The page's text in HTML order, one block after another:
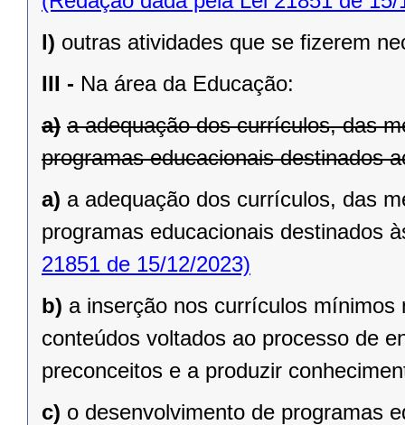
l) outras atividades que se fizerem
III - Na área da Educação:
a) a adequação dos currículos, das
programas educacionais destinados
a) a adequação dos currículos, das
programas educacionais destinados
21851 de 15/12/2023)
b) a inserção nos currículos
conteúdos voltados ao processo de
preconceitos e a produzir
c) o desenvolvimento de programas